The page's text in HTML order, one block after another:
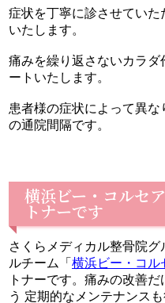
症状を丁寧に診させてい
いたします。
痛みを繰り返さないカラ
ートいたします。
患者様の症状によって異
の通院間隔です。
横浜ビー・コルセ
トナーです
さくらメディカル整骨院
ルチーム「 横浜ビー・コル
トナーです。痛みの改善
う 定期的なメンテナンス